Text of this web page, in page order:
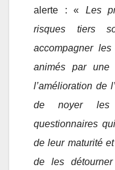
alerte : « Les
risques tiers
accompagner
animés par une
l’amélioration de
de noyer les
questionnaires
de leur maturité
de les